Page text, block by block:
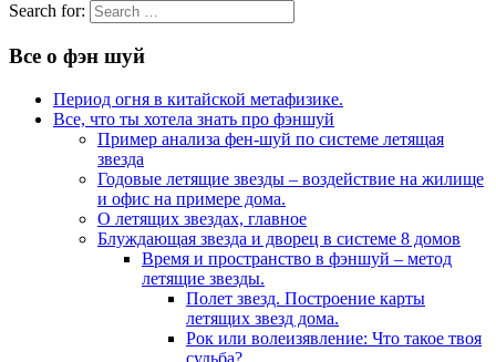
Search for:
Все о фэн шуй
Период огня в китайской метафизике.
Все, что ты хотела знать про фэншуй
Пример анализа фен-шуй по системе летящая
звезда
Годовые летящие звезды – воздействие на жилище
и офис на примере дома.
О летящих звездах, главное
Блуждающая звезда и дворец в системе 8 домов
Время и пространство в фэншуй – метод
летящие звезды.
Полет звезд. Построение карты
летящих звезд дома.
Рок или волеизявление: Что такое твоя
судьба?